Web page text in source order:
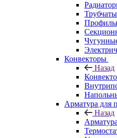
Конвекторы
Назад
Арматура для
Назад